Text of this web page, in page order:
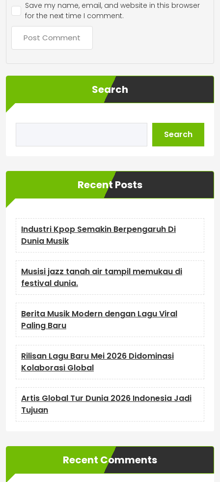
Save my name, email, and website in this browser
for the next time I comment.
Search
Search
Recent Posts
Industri Kpop Semakin Berpengaruh Di
Dunia Musik
Musisi jazz tanah air tampil memukau di
festival dunia.
Berita Musik Modern dengan Lagu Viral
Paling Baru
Rilisan Lagu Baru Mei 2026 Didominasi
Kolaborasi Global
Artis Global Tur Dunia 2026 Indonesia Jadi
Tujuan
Recent Comments